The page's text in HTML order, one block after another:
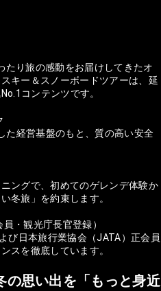
り旅の感動をお届けしてきたオ
キー＆スノーボードツアーは、延
コンテンツです。
た経営基盤のもと、質の高い安全
ングで、初めてのゲレンデ体験か
冬旅」を約束します。
・観光庁長官登録）
び日本旅行業協会（JATA）正会員
スを徹底しています。
の思い出を「もっと身近